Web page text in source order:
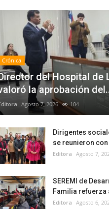
Crónica
del Hospital de
la aprobación
Agosto 7, 2026 104
Dirigentes
se reunieron
Editora Agosto 7,
SEREMI de
Familia refuerza
Editora Agosto 6,